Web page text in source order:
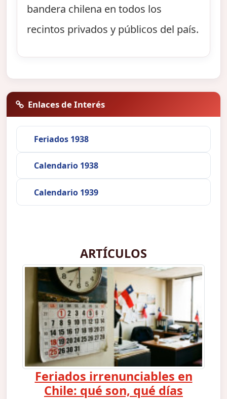
bandera chilena en todos los
recintos privados y públicos del país.
Enlaces de Interés
Feriados 1938
Calendario 1938
Calendario 1939
ARTÍCULOS
Feriados irrenunciables en
Chile: qué son, qué días